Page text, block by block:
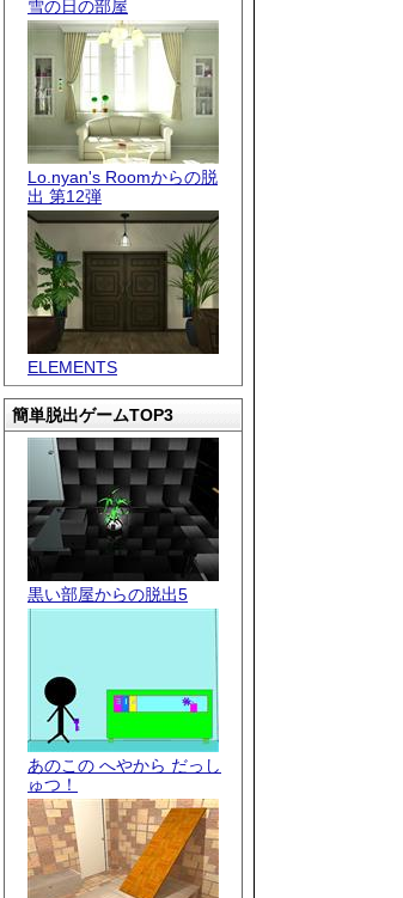
雪の日の部屋
Lo.nyan's Roomからの脱
出 第12弾
ELEMENTS
簡単脱出ゲームTOP3
黒い部屋からの脱出5
あのこの へやから だっし
ゅつ！